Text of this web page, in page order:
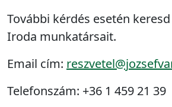
További kérdés esetén keresd
Iroda munkatársait.
Email cím:
Telefonszám: +36 1 459 21 39